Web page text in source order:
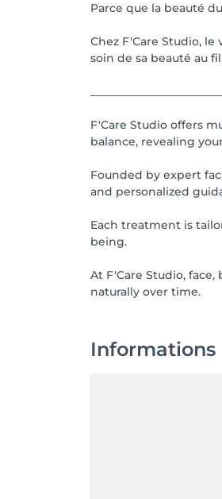
Parce que la beauté
Chez F'Care Studio,
soin de sa beauté au
F'Care Studio offers
balance, revealing
Founded by expert
and personalized
Each treatment is
being.
At F'Care Studio,
naturally over time.
Informations